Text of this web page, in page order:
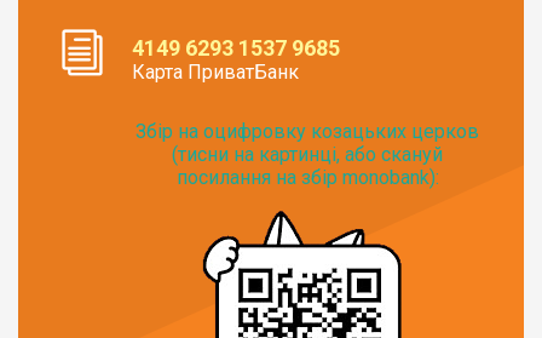
4149 6293 1537 9685
Карта ПриватБанк
Збір на оцифровку козацьких церков
(тисни на картинці, або скануй
посилання на збір monobank):